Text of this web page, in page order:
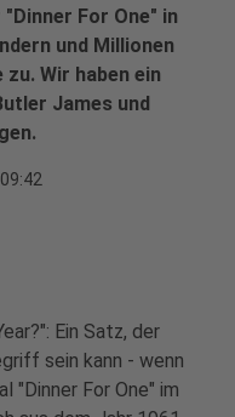
For One" in
und Millionen
Wir haben ein
James und
Ein Satz, der
sein kann - wenn
"Dinner For One" im